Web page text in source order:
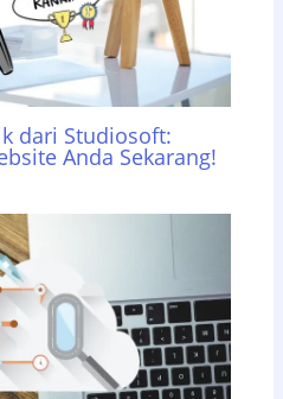
dari Studiosoft:
Anda Sekarang!